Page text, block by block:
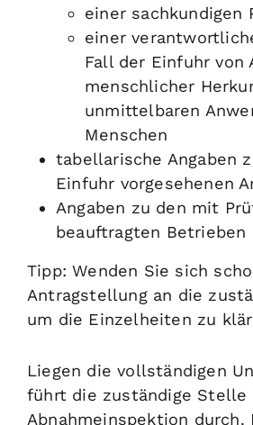
einer sachkundigen
einer
Fall der Einfuhr von
menschlicher
unmittelbaren
Menschen
tabellarische Angaben
Einfuhr vorgesehenen
Angaben zu den mit
beauftragten Betrieben
Tipp: Wenden Sie sich
Antragstellung an die
um die Einzelheiten zu
Liegen die vollständigen
führt die zuständige Stelle
Abnahmeinspektion durch.